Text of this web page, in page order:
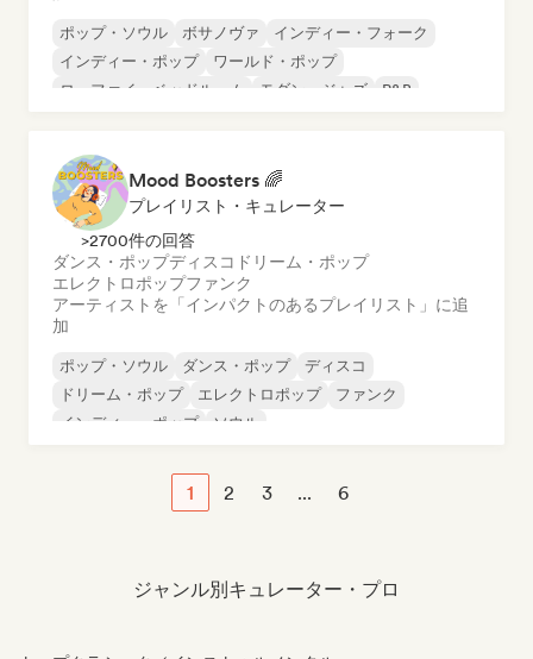
ポップ・ソウル ボサノヴァ
インディー・フォーク
インディー・ポップ
ワールド・ポップ
ローファイ・ベッドルーム
モダン・ジャズ R&B
Mood Boosters 🌈
プレイリスト・キュレーター
>2700件の回答
ダンス・ポップディスコ ドリーム・ポップ
エレクトロポップファンク
アーティストを「インパクトのあるプレイリスト」に追
加
ポップ・ソウル ダンス・ポップ
ディスコ
ドリーム・ポップ
エレクトロポップ
ファンク
インディー・ポップ
ソウル
1 2 3 ... 6
ジャンル別キュレーター・プロ